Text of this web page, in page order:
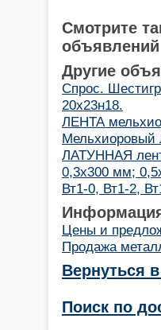
Смотрите
Другие
Спрос.
20х23н18.
ЛЕНТА
Мельхиоровый
ЛАТУННАЯ
0,3х300 мм;
Вт1-0, Вт1-2,
Цены и
Продажа
Вернуться
Поиск по